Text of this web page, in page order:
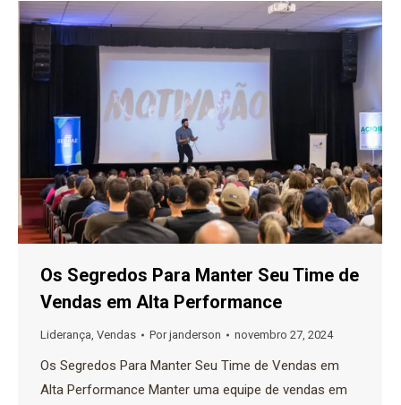
Os Segredos Para Manter Seu Time de
Vendas em Alta Performance
Liderança, Vendas Porjanderson novembro 27, 2024
Os Segredos Para Manter Seu Time de Vendas em
Alta Performance Manter uma equipe de vendas em